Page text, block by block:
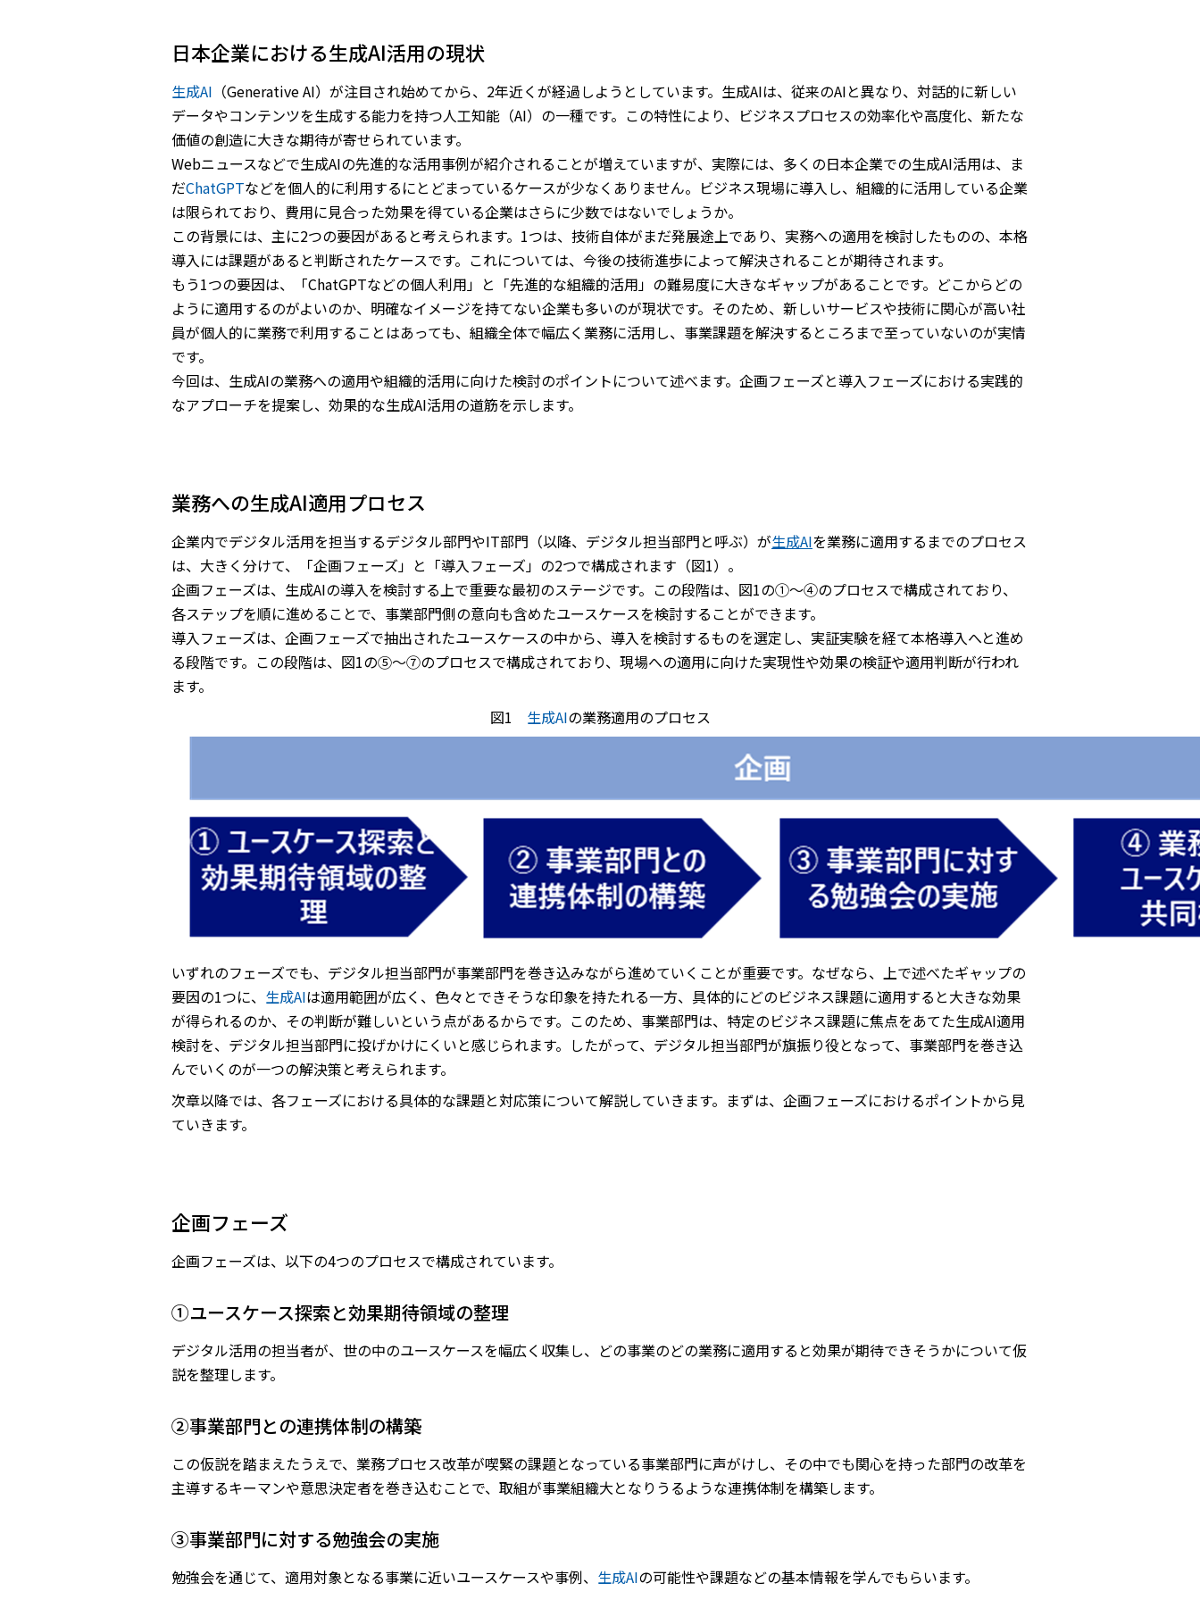
日本企業における生成AI活用の現状
生成AI （Generative AI）が注目され始めてから、2年近くが経過しようとしています。生成AIは、従来のAIと異なり、対話的に新しい
データやコンテンツを生成する能力を持つ人工知能（AI）の一種です。この特性により、ビジネスプロセスの効率化や高度化、新たな
価値の創造に大きな期待が寄せられています。
Webニュースなどで生成AIの先進的な活用事例が紹介されることが増えていますが、実際には、多くの日本企業での生成AI活用は、ま
だChatGPTなどを個人的に利用するにとどまっているケースが少なくありません。ビジネス現場に導入し、組織的に活用している企業
は限られており、費用に見合った効果を得ている企業はさらに少数ではないでしょうか。
この背景には、主に2つの要因があると考えられます。1つは、技術自体がまだ発展途上であり、実務への適用を検討したものの、本格
導入には課題があると判断されたケースです。これについては、今後の技術進歩によって解決されることが期待されます。
もう1つの要因は、「ChatGPTなどの個人利用」と「先進的な組織的活用」の難易度に大きなギャップがあることです。どこからどの
ように適用するのがよいのか、明確なイメージを持てない企業も多いのが現状です。そのため、新しいサービスや技術に関心が高い社
員が個人的に業務で利用することはあっても、組織全体で幅広く業務に活用し、事業課題を解決するところまで至っていないのが実情
です。
今回は、生成AIの業務への適用や組織的活用に向けた検討のポイントについて述べます。企画フェーズと導入フェーズにおける実践的
なアプローチを提案し、効果的な生成AI活用の道筋を示します。
業務への生成AI適用プロセス
企業内でデジタル活用を担当するデジタル部門やIT部門（以降、デジタル担当部門と呼ぶ）が生成AIを業務に適用するまでのプロセス
は、大きく分けて、「企画フェーズ」と「導入フェーズ」の2つで構成されます（図1）。
企画フェーズは、生成AIの導入を検討する上で重要な最初のステージです。この段階は、図1の①～④のプロセスで構成されており、
各ステップを順に進めることで、事業部門側の意向も含めたユースケースを検討することができます。
導入フェーズは、企画フェーズで抽出されたユースケースの中から、導入を検討するものを選定し、実証実験を経て本格導入へと進め
る段階です。この段階は、図1の⑤～⑦のプロセスで構成されており、現場への適用に向けた実現性や効果の検証や適用判断が行われ
ます。
図1 生成AIの業務適用のプロセス
いずれのフェーズでも、デジタル担当部門が事業部門を巻き込みながら進めていくことが重要です。なぜなら、上で述べたギャップの
要因の1つに、 生成AIは適用範囲が広く、色々とできそうな印象を持たれる一方、具体的にどのビジネス課題に適用すると大きな効果
が得られるのか、その判断が難しいという点があるからです。このため、事業部門は、特定のビジネス課題に焦点をあてた生成AI適用
検討を、デジタル担当部門に投げかけにくいと感じられます。したがって、デジタル担当部門が旗振り役となって、事業部門を巻き込
んでいくのが一つの解決策と考えられます。
次章以降では、各フェーズにおける具体的な課題と対応策について解説していきます。まずは、企画フェーズにおけるポイントから見
ていきます。
企画フェーズ
企画フェーズは、以下の4つのプロセスで構成されています。
①ユースケース探索と効果期待領域の整理
デジタル活用の担当者が、世の中のユースケースを幅広く収集し、どの事業のどの業務に適用すると効果が期待できそうかについて仮
説を整理します。
②事業部門との連携体制の構築
この仮説を踏まえたうえで、業務プロセス改革が喫緊の課題となっている事業部門に声がけし、その中でも関心を持った部門の改革を
主導するキーマンや意思決定者を巻き込むことで、取組が事業組織大となりうるような連携体制を構築します。
③事業部門に対する勉強会の実施
勉強会を通じて、適用対象となる事業に近いユースケースや事例、 生成AIの可能性や課題などの基本情報を学んでもらいます。